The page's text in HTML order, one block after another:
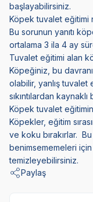
başlayabilirsiniz.
Köpek tuvalet eğitimi
Bu sorunun yanıtı
ortalama 3 ila 4 ay
Tuvalet eğitimi alan
Köpeğiniz, bu
olabilir, yanlış
sıkıntılardan
Köpek tuvalet
Köpekler, eğitim
ve koku bırakırlar.
benimsememeleri
temizleyebilirsiniz.
Paylaş